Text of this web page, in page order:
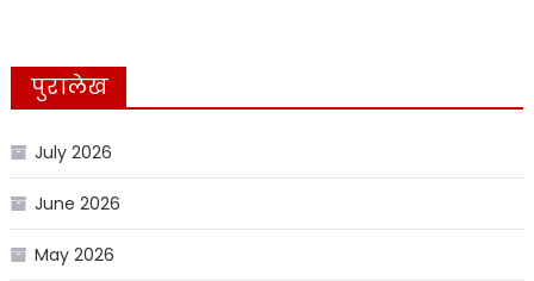
पुरालेख
July 2026
June 2026
May 2026